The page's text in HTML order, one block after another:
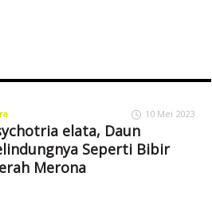
10 Mei 2023
elata, Daun
Seperti Bibir
Merona